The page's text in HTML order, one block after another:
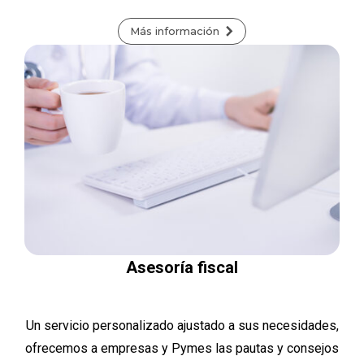
Más información
Asesoría fiscal
Un servicio personalizado ajustado a sus necesidades,
ofrecemos a empresas y Pymes las pautas y consejos